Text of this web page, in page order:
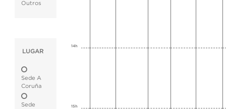
Outros
LUGAR
Sede A
Coruña
Sede
14h
15h